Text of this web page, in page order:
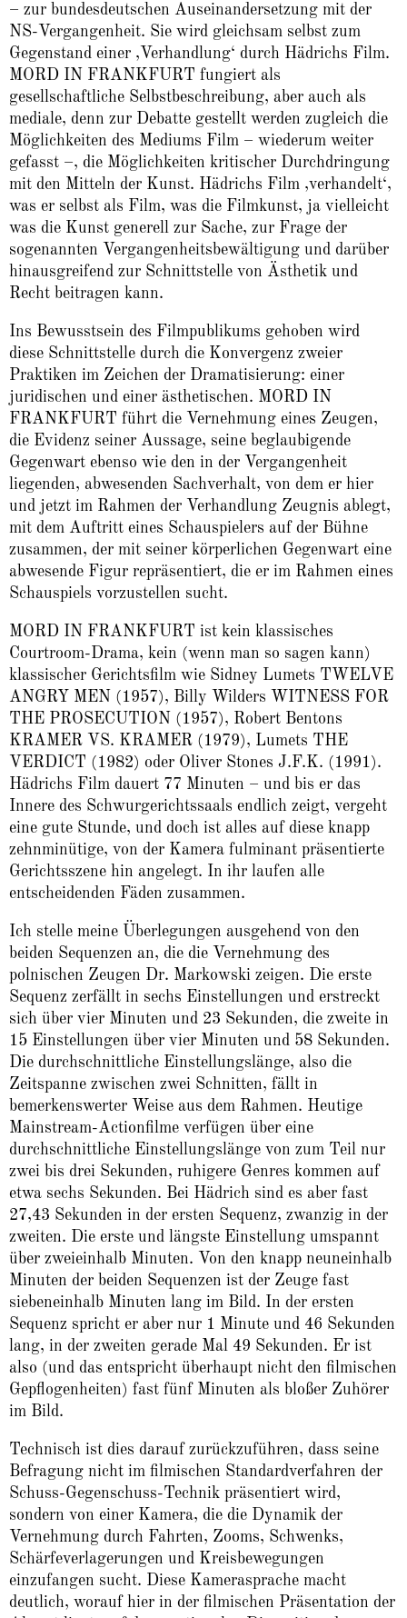
– zur bundesdeutschen Auseinandersetzung mit der
NS-Vergangenheit. Sie wird gleichsam selbst zum
Gegenstand einer ‚Verhandlung‘ durch Hädrichs Film.
MORD IN FRANKFURT fungiert als
gesellschaftliche Selbstbeschreibung, aber auch als
mediale, denn zur Debatte gestellt werden zugleich die
Möglichkeiten des Mediums Film – wiederum weiter
gefasst –, die Möglichkeiten kritischer Durchdringung
mit den Mitteln der Kunst. Hädrichs Film ‚verhandelt‘,
was er selbst als Film, was die Filmkunst, ja vielleicht
was die Kunst generell zur Sache, zur Frage der
sogenannten Vergangenheitsbewältigung und darüber
hinausgreifend zur Schnittstelle von Ästhetik und
Recht beitragen kann.
Ins Bewusstsein des Filmpublikums gehoben wird
diese Schnittstelle durch die Konvergenz zweier
Praktiken im Zeichen der Dramatisierung: einer
juridischen und einer ästhetischen. MORD IN
FRANKFURT führt die Vernehmung eines Zeugen,
die Evidenz seiner Aussage, seine beglaubigende
Gegenwart ebenso wie den in der Vergangenheit
liegenden, abwesenden Sachverhalt, von dem er hier
und jetzt im Rahmen der Verhandlung Zeugnis ablegt,
mit dem Auftritt eines Schauspielers auf der Bühne
zusammen, der mit seiner körperlichen Gegenwart eine
abwesende Figur repräsentiert, die er im Rahmen eines
Schauspiels vorzustellen sucht.
MORD IN FRANKFURT ist kein klassisches
Courtroom-Drama, kein (wenn man so sagen kann)
klassischer Gerichtsfilm wie Sidney Lumets TWELVE
ANGRY MEN (1957), Billy Wilders WITNESS FOR
THE PROSECUTION (1957), Robert Bentons
KRAMER VS. KRAMER (1979), Lumets THE
VERDICT (1982) oder Oliver Stones J.F.K. (1991).
Hädrichs Film dauert 77 Minuten – und bis er das
Innere des Schwurgerichtssaals endlich zeigt, vergeht
eine gute Stunde, und doch ist alles auf diese knapp
zehnminütige, von der Kamera fulminant präsentierte
Gerichtsszene hin angelegt. In ihr laufen alle
entscheidenden Fäden zusammen.
Ich stelle meine Überlegungen ausgehend von den
beiden Sequenzen an, die die Vernehmung des
polnischen Zeugen Dr. Markowski zeigen. Die erste
Sequenz zerfällt in sechs Einstellungen und erstreckt
sich über vier Minuten und 23 Sekunden, die zweite in
15 Einstellungen über vier Minuten und 58 Sekunden.
Die durchschnittliche Einstellungslänge, also die
Zeitspanne zwischen zwei Schnitten, fällt in
bemerkenswerter Weise aus dem Rahmen. Heutige
Mainstream-Actionfilme verfügen über eine
durchschnittliche Einstellungslänge von zum Teil nur
zwei bis drei Sekunden, ruhigere Genres kommen auf
etwa sechs Sekunden. Bei Hädrich sind es aber fast
27,43 Sekunden in der ersten Sequenz, zwanzig in der
zweiten. Die erste und längste Einstellung umspannt
über zweieinhalb Minuten. Von den knapp neuneinhalb
Minuten der beiden Sequenzen ist der Zeuge fast
siebeneinhalb Minuten lang im Bild. In der ersten
Sequenz spricht er aber nur 1 Minute und 46 Sekunden
lang, in der zweiten gerade Mal 49 Sekunden. Er ist
also (und das entspricht überhaupt nicht den filmischen
Gepflogenheiten) fast fünf Minuten als bloßer Zuhörer
im Bild.
Technisch ist dies darauf zurückzuführen, dass seine
Befragung nicht im filmischen Standardverfahren der
Schuss-Gegenschuss-Technik präsentiert wird,
sondern von einer Kamera, die die Dynamik der
Vernehmung durch Fahrten, Zooms, Schwenks,
Schärfeverlagerungen und Kreisbewegungen
einzufangen sucht. Diese Kamerasprache macht
deutlich, worauf hier in der filmischen Präsentation der